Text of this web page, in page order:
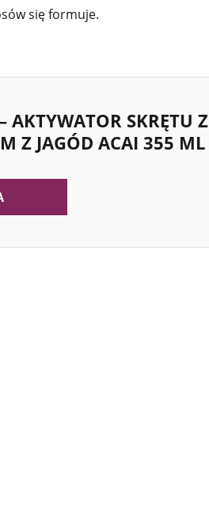
się formuje.
AKTYWATOR SKRĘTU Z
Z JAGÓD ACAI 355 ML